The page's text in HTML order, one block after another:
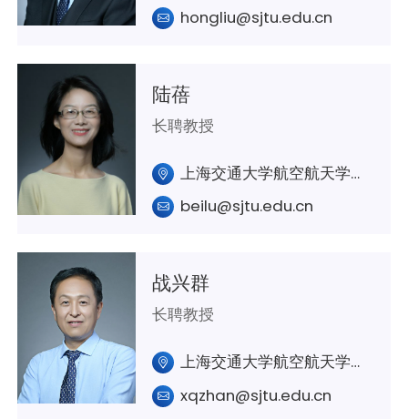
hongliu@sjtu.edu.cn
陆蓓
长聘教授
上海交通大学航空航天学院A418
beilu@sjtu.edu.cn
战兴群
长聘教授
上海交通大学航空航天学院A405
xqzhan@sjtu.edu.cn